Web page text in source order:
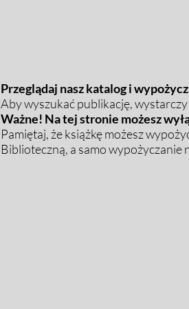
Przeglądaj nasz katalog i
Aby wyszukać publikację,
Ważne! Na tej stronie możesz
Pamiętaj, że książkę możesz
Biblioteczną, a samo wypożyczanie